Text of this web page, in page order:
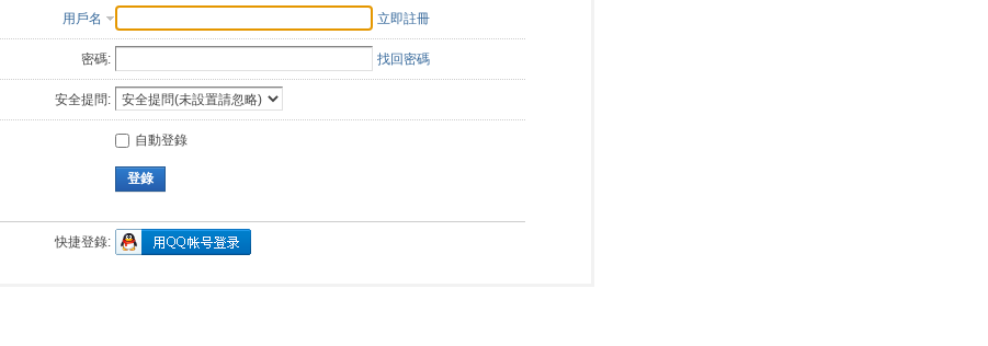
用戶名 立即註冊
密碼: 找回密碼
安全提問:
自動登錄
登錄
快捷登錄: